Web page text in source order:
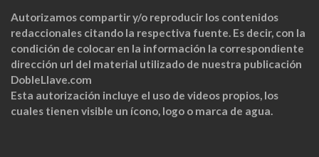
Autorizamos compartir y/o reproducir los contenidos
redaccionales citando la respectiva fuente. Es decir, con la
condición de colocar en la información la correspondiente
dirección url del material utilizado de nuestra publicación
DobleLlave.com
Esta autorización incluye el uso de videos propios, los
cuales tienen visible un ícono, logo o marca de agua.